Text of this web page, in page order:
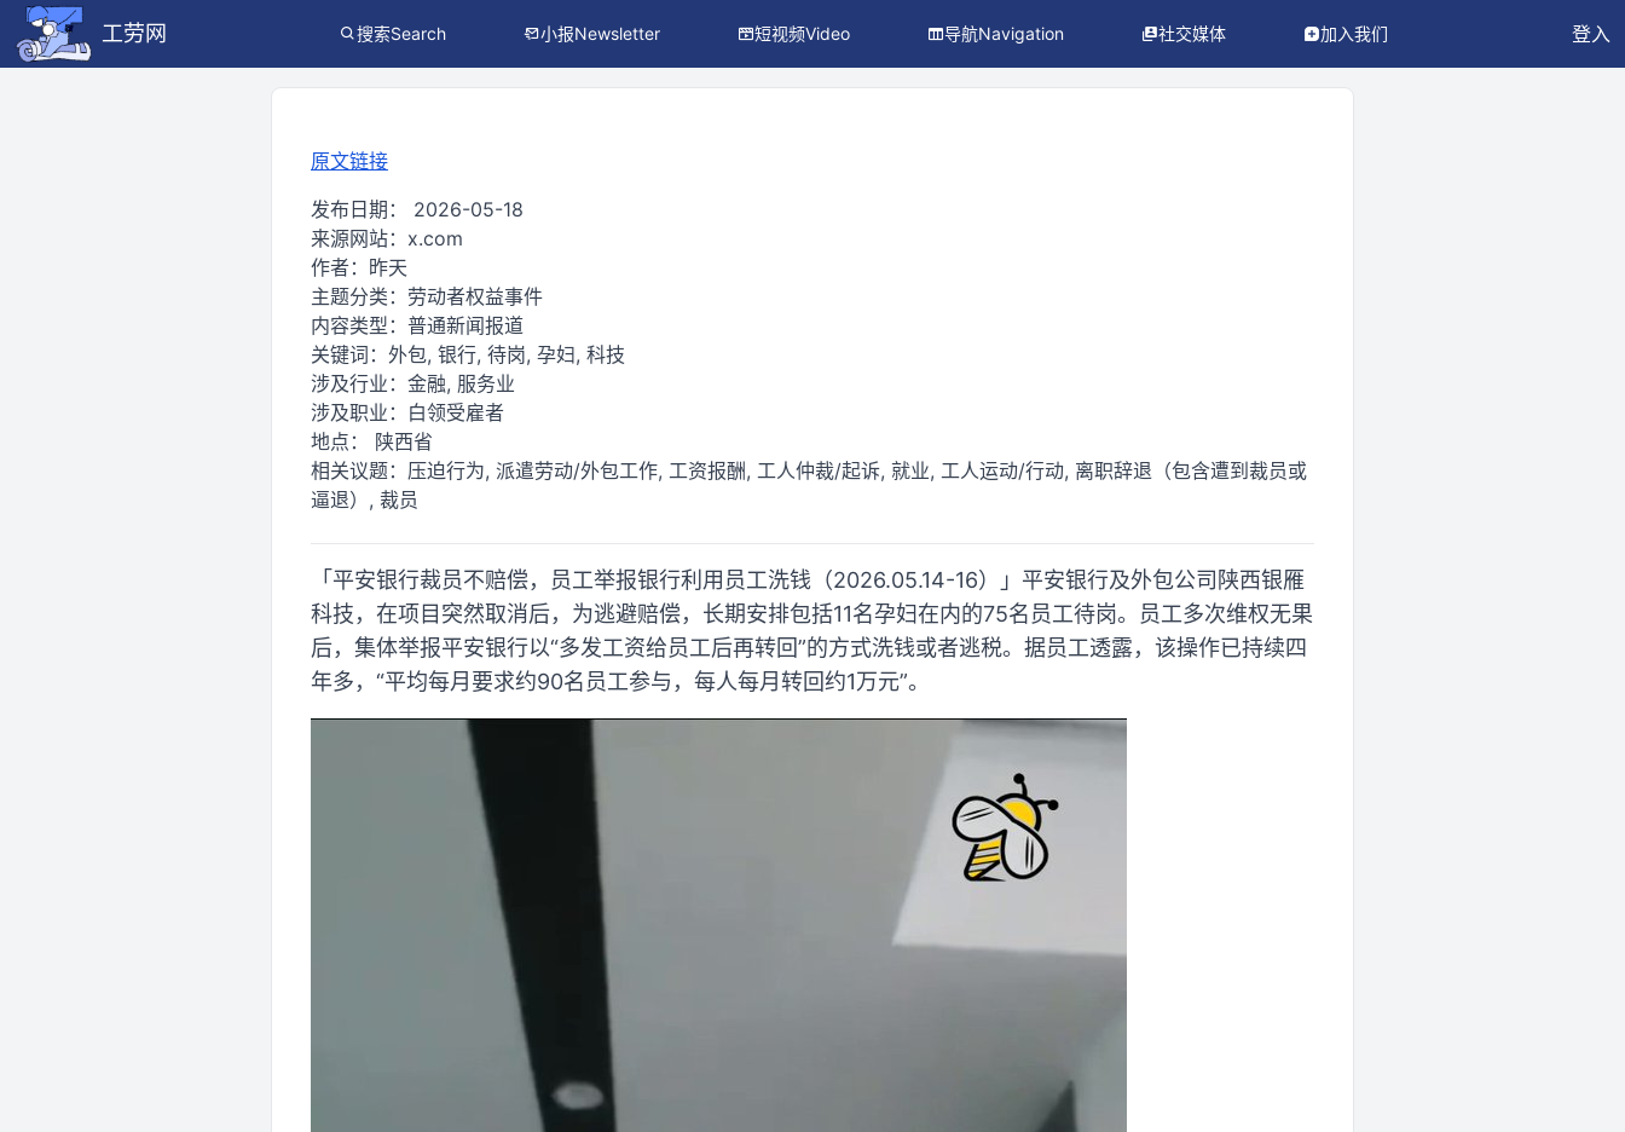
工劳网 搜索Search 小报Newsletter 短视频Video 导航Navigation 社交媒体 加入我们 登入
原文链接
发布日期： 2026-05-18
来源网站： x.com
作者： 昨天
主题分类： 劳动者权益事件
内容类型： 普通新闻报道
关键词： 外包, 银行, 待岗, 孕妇, 科技
涉及行业： 金融, 服务业
涉及职业： 白领受雇者
地点： 陕西省
相关议题： 压迫行为, 派遣劳动/外包工作, 工资报酬, 工人仲裁/起诉, 就业, 工人运动/行动, 离职辞退（包含遭到裁员或
逼退）, 裁员
「平安银行裁员不赔偿，员工举报银行利用员工洗钱（2026.05.14-16）」平安银行及外包公司陕西银雁
科技，在项目突然取消后，为逃避赔偿，长期安排包括11名孕妇在内的75名员工待岗。员工多次维权无果
后，集体举报平安银行以“多发工资给员工后再转回”的方式洗钱或者逃税。据员工透露，该操作已持续四
年多，“平均每月要求约90名员工参与，每人每月转回约1万元”。